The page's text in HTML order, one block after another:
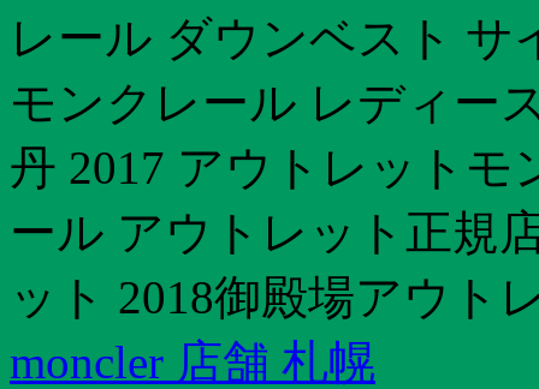
レール ダウンベスト サ
モンクレール レディー
丹 2017 アウトレット
ール アウトレット正規
ット 2018御殿場アウト
moncler 店舗 札幌